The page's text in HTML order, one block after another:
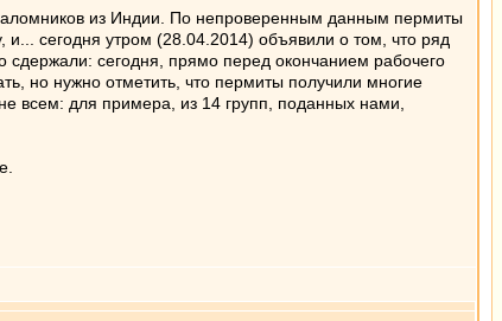
из Индии. По непроверенным данным пермиты
сегодня утром (28.04.2014) объявили о том, что ряд
сдержали: сегодня, прямо перед окончанием рабочего
но нужно отметить, что пермиты получили многие
всем: для примера, из 14 групп, поданных нами,